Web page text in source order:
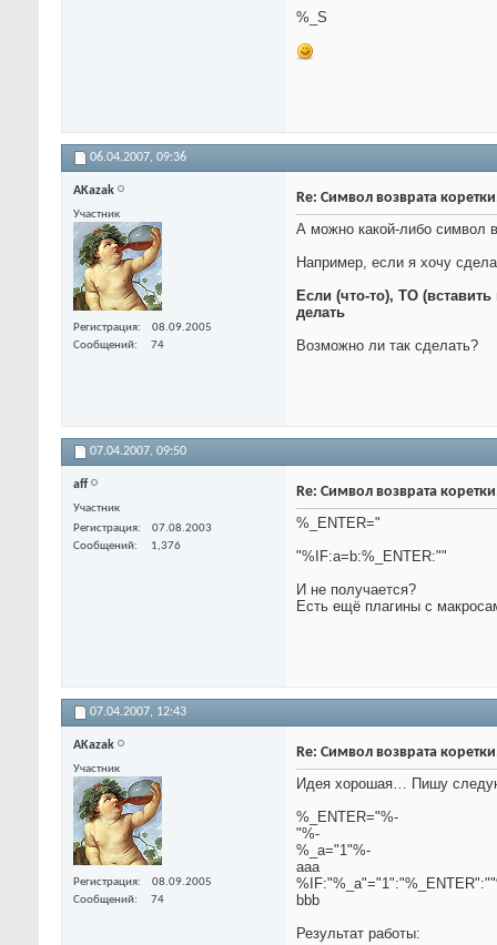
%_S
06.04.2007, 09:36
AKazak
Участник
Регистрация
08.09.2005
Сообщений
74
Re: Символ возврата
А можно какой-либо символ
Например, если я хочу
Если (что-то), ТО
делать
Возможно ли так сделать?
07.04.2007, 09:50
aff
Участник
Регистрация
07.08.2003
Сообщений
1,376
Re: Символ возврата
%_ENTER="
"%IF:a=b:%_ENTER:""
И не получается?
Есть ещё плагины с
07.04.2007, 12:43
AKazak
Участник
Регистрация
08.09.2005
Сообщений
74
Re: Символ возврата
Идея хорошая… Пишу
%_ENTER="%-
"%-
%_a="1"%-
aaa
bbb
Результат работы: